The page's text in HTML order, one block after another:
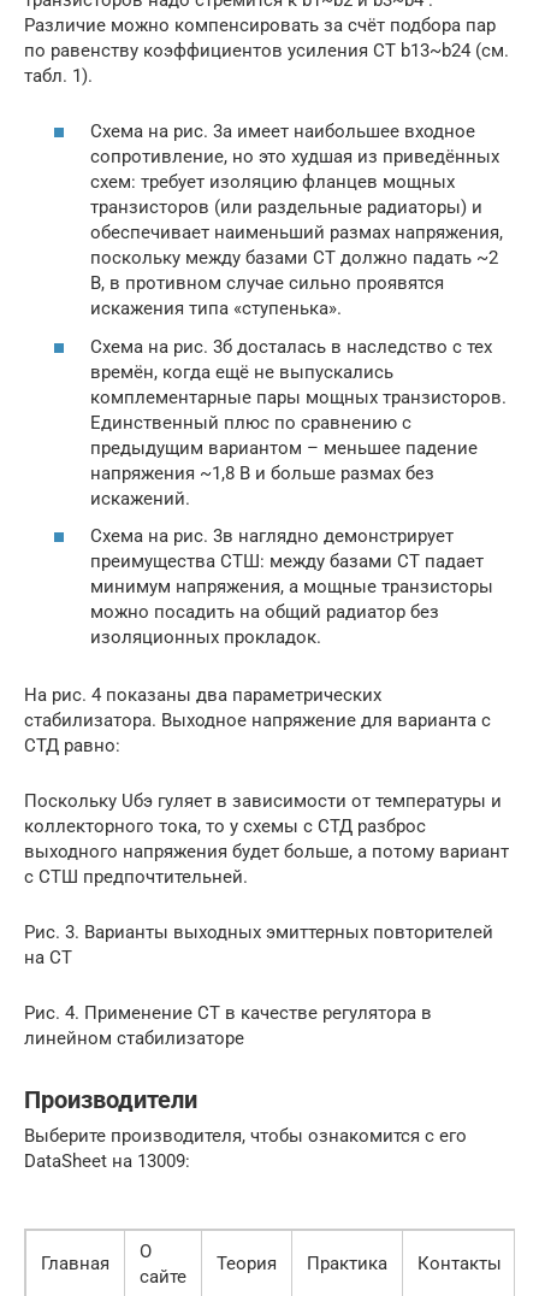
Различие можно компенсировать за счёт подбора пар
по равенству коэффициентов усиления СТ b13~b24 (см.
табл. 1).
Схема на рис. 3а имеет наибольшее входное
сопротивление, но это худшая из приведённых
схем: требует изоляцию фланцев мощных
транзисторов (или раздельные радиаторы) и
обеспечивает наименьший размах напряжения,
поскольку между базами СТ должно падать ~2
В, в противном случае сильно проявятся
искажения типа «ступенька».
Схема на рис. 3б досталась в наследство с тех
времён, когда ещё не выпускались
комплементарные пары мощных транзисторов.
Единственный плюс по сравнению с
предыдущим вариантом – меньшее падение
напряжения ~1,8 В и больше размах без
искажений.
Схема на рис. 3в наглядно демонстрирует
преимущества СТШ: между базами СТ падает
минимум напряжения, а мощные транзисторы
можно посадить на общий радиатор без
изоляционных прокладок.
На рис. 4 показаны два параметрических
стабилизатора. Выходное напряжение для варианта с
СТД равно:
Поскольку Uбэ гуляет в зависимости от температуры и
коллекторного тока, то у схемы с СТД разброс
выходного напряжения будет больше, а потому вариант
с СТШ предпочтительней.
Рис. 3. Варианты выходных эмиттерных повторителей
на СТ
Рис. 4. Применение СТ в качестве регулятора в
линейном стабилизаторе
Производители
Выберите производителя, чтобы ознакомится с его
DataSheet на 13009:
Главная
О
сайте
Теория Практика Контакты